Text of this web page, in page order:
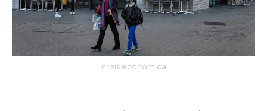
crisis economica